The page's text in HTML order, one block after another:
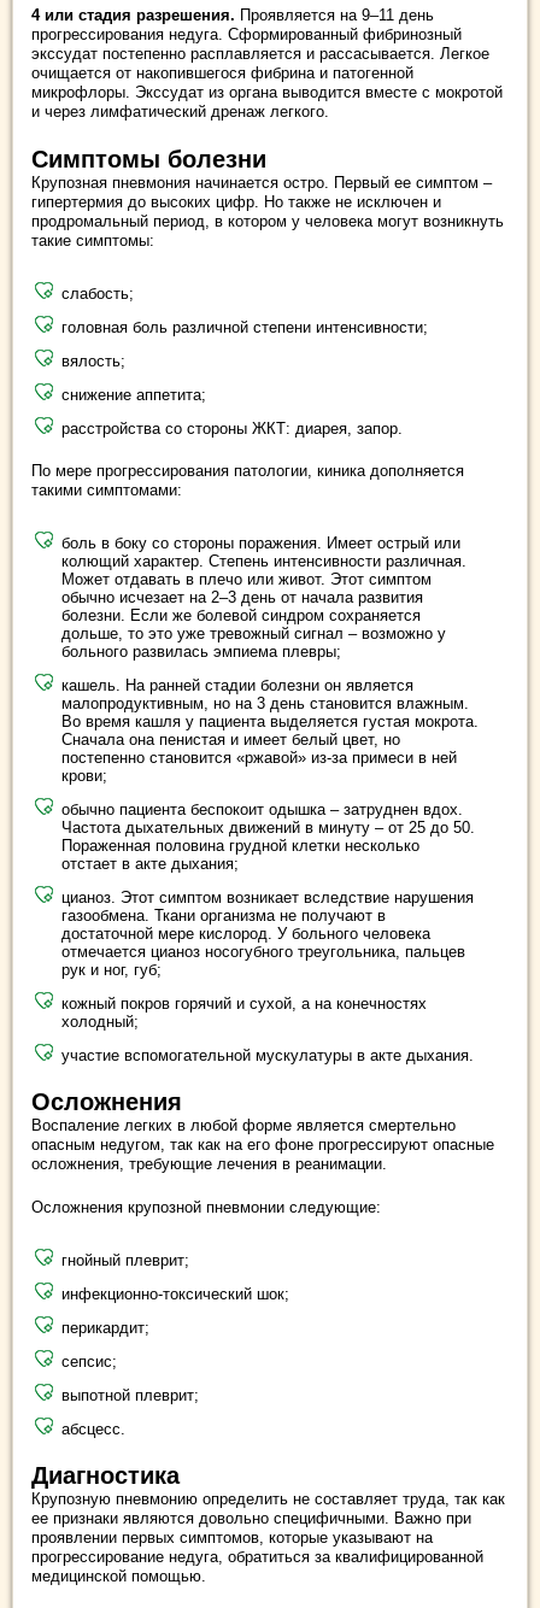
4 или стадия разрешения. Проявляется на 9–11 день
прогрессирования недуга. Сформированный фибринозный
экссудат постепенно расплавляется и рассасывается. Легкое
очищается от накопившегося фибрина и патогенной
микрофлоры. Экссудат из органа выводится вместе с мокротой
и через лимфатический дренаж легкого.
Симптомы болезни
Крупозная пневмония начинается остро. Первый ее симптом –
гипертермия до высоких цифр. Но также не исключен и
продромальный период, в котором у человека могут возникнуть
такие симптомы:
слабость;
головная боль различной степени интенсивности;
вялость;
снижение аппетита;
расстройства со стороны ЖКТ: диарея, запор.
По мере прогрессирования патологии, киника дополняется
такими симптомами:
боль в боку со стороны поражения. Имеет острый или
колющий характер. Степень интенсивности различная.
Может отдавать в плечо или живот. Этот симптом
обычно исчезает на 2–3 день от начала развития
болезни. Если же болевой синдром сохраняется
дольше, то это уже тревожный сигнал – возможно у
больного развилась эмпиема плевры;
кашель. На ранней стадии болезни он является
малопродуктивным, но на 3 день становится влажным.
Во время кашля у пациента выделяется густая мокрота.
Сначала она пенистая и имеет белый цвет, но
постепенно становится «ржавой» из-за примеси в ней
крови;
обычно пациента беспокоит одышка – затруднен вдох.
Частота дыхательных движений в минуту – от 25 до 50.
Пораженная половина грудной клетки несколько
отстает в акте дыхания;
цианоз. Этот симптом возникает вследствие нарушения
газообмена. Ткани организма не получают в
достаточной мере кислород. У больного человека
отмечается цианоз носогубного треугольника, пальцев
рук и ног, губ;
кожный покров горячий и сухой, а на конечностях
холодный;
участие вспомогательной мускулатуры в акте дыхания.
Осложнения
Воспаление легких в любой форме является смертельно
опасным недугом, так как на его фоне прогрессируют опасные
осложнения, требующие лечения в реанимации.
Осложнения крупозной пневмонии следующие:
гнойный плеврит;
инфекционно-токсический шок;
перикардит;
сепсис;
выпотной плеврит;
абсцесс.
Диагностика
Крупозную пневмонию определить не составляет труда, так как
ее признаки являются довольно специфичными. Важно при
проявлении первых симптомов, которые указывают на
прогрессирование недуга, обратиться за квалифицированной
медицинской помощью.